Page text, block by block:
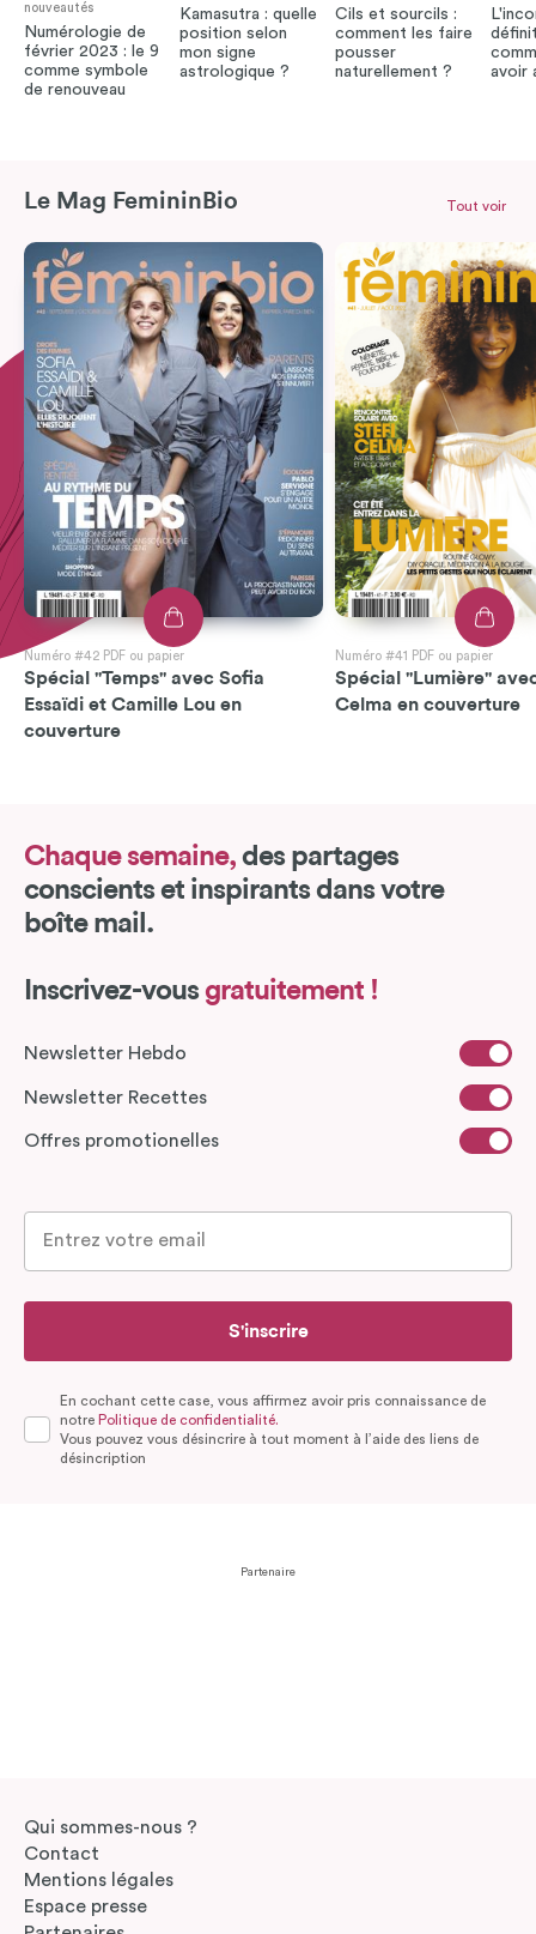
nouveautés
Numérologie de
février 2023 : le 9
comme symbole
de renouveau
Kamasutra : quelle
position selon
mon signe
astrologique ?
Cils et sourcils :
comment les faire
pousser
naturellement ?
avoir
Le Mag FemininBio
Numéro #42 PDF ou papier
Spécial "Temps" avec Sofia
Essaïdi et Camille Lou en
couverture
Numéro #41 PDF ou papier
Spécial "Lumière"
Celma en couverture
Tout voir
Chaque semaine, des partages
conscients et inspirants dans votre
boîte mail.
Inscrivez-vous gratuitement !
Newsletter Hebdo
Newsletter Recettes
Offres promotionelles
S'inscrire
En cochant cette case, vous affirmez avoir pris connaissance de
notre Politique de confidentialité.
Vous pouvez vous désincrire à tout moment à l’aide des liens de
désincription
Partenaire
Qui sommes-nous ?
Contact
Mentions légales
Espace presse